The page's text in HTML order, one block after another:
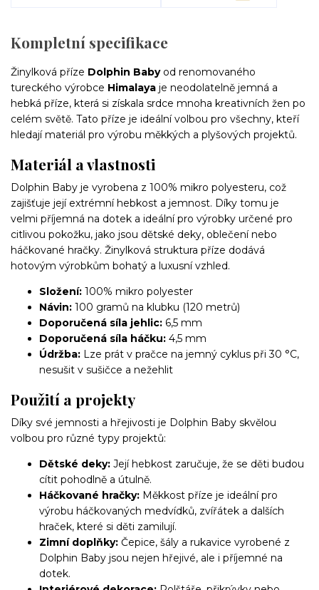
Kompletní specifikace
Žinylková příze Dolphin Babyod renomovaného
tureckého výrobce Himalaya je neodolatelně jemná a
hebká příze, která si získala srdce mnoha kreativních žen po
celém světě. Tato příze je ideální volbou pro všechny, kteří
hledají materiál pro výrobu měkkých a plyšových projektů.
Materiál a vlastnosti
Dolphin Baby je vyrobena z 100% mikro polyesteru, což
zajišťuje její extrémní hebkost a jemnost. Díky tomu je
velmi příjemná na dotek a ideální pro výrobky určené pro
citlivou pokožku, jako jsou dětské deky, oblečení nebo
háčkované hračky. Žinylková struktura příze dodává
hotovým výrobkům bohatý a luxusní vzhled.
Složení: 100% mikro polyester
Návin: 100 gramů na klubku (120 metrů)
Doporučená síla jehlic: 6,5 mm
Doporučená síla háčku: 4,5 mm
Údržba: Lze prát v pračce na jemný cyklus při 30 °C,
nesušit v sušičce a nežehlit
Použití a projekty
Díky své jemnosti a hřejivosti je Dolphin Baby skvělou
volbou pro různé typy projektů:
Dětské deky: Její hebkost zaručuje, že se děti budou
cítit pohodlně a útulně.
Háčkované hračky: Měkkost příze je ideální pro
výrobu háčkovaných medvídků, zvířátek a dalších
hraček, které si děti zamilují.
Zimní doplňky: Čepice, šály a rukavice vyrobené z
Dolphin Baby jsou nejen hřejivé, ale i příjemné na
dotek.